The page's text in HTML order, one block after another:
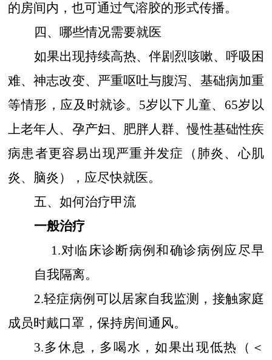
的房间内，也可通过气溶胶的形式传播。
四、哪些情况需要就医
如果出现持续高热、伴剧烈咳嗽、呼吸困
难、神志改变、严重呕吐与腹泻、基础病加重
等情形，应及时就诊。 5岁以下儿童、 65岁以
上老年人、孕产妇、肥胖人群、慢性基础性疾
病患者更容易出现严重并发症（肺炎、心肌
炎、脑炎），应尽快就医。
五、如何治疗甲流
一般治疗
1.对临床诊断病例和确诊病例应尽早
自我隔离。
2.轻症病例可以居家自我监测，接触家庭
成员时戴口罩，保持房间通风。
3.多休息，多喝水，如果出现低热（＜